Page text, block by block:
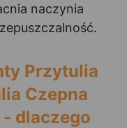
naczynia
Przytulia
Czepna
dlaczego